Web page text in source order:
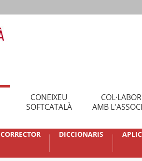
CONEIXEU
SOFTCATALÀ
AMB
CORRECTOR DICCIONARIS